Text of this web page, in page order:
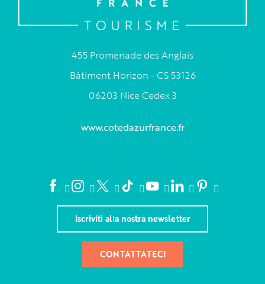
455 Promenade des Anglais
Bâtiment Horizon - CS 53126
06203 Nice Cedex 3
www.cotedazurfrance.fr
Iscriviti alla nostra newsletter
CONTATTATECI